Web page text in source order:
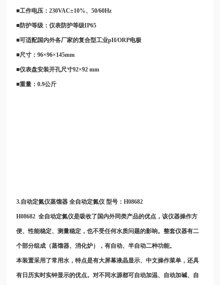
■工作电压：230VAC±10%、50/60Hz
■防护等级：仪表防护等级IP65
■可适配国内外各厂家的复合型工业pH/ORP电极
■尺寸：96×96×145mm
■仪表盘安装开孔尺寸92×92 mm
■重量：0.9公斤
3.自动定氮仪蒸馏器 全自动定氮仪 型号：H08682
H08682全自动定氮仪是吸收了国内外同类产品的优点，该仪器操作方
便、性能稳定、测量稳定，也不受任何水质问题的影响。整套仪器有二
个部分组成（蒸馏器、消化炉），有自动、半自动二种功能。
本装置采用了常用水，特点是有大屏幕液晶显示、中文操作菜单，还具
有日历实时实钟显示的优点。对不同水源都可自动加温、自动加碱、自